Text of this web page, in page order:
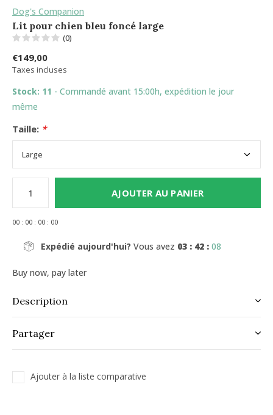
Dog's Companion
Lit pour chien bleu foncé large
(0)
€149,00
Taxes incluses
Stock: 11 - Commandé avant 15:00h, expédition le jour
même
Taille: *
AJOUTER AU PANIER
00 : 00 : 00 : 00
Expédié aujourd'hui? Vous avez 03 : 42 : 08
Buy now, pay later
Description
Partager
Ajouter à la liste comparative